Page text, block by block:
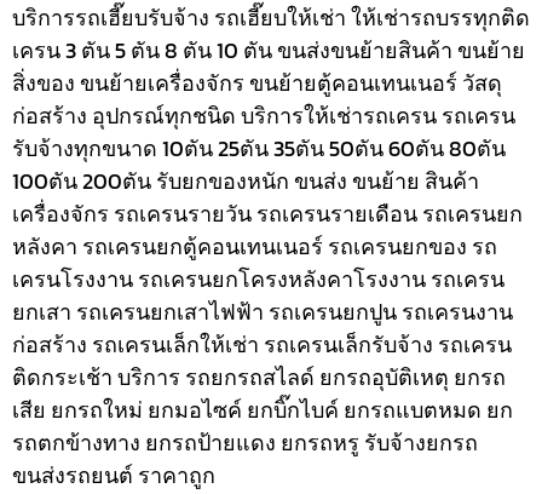
บริการรถเฮี๊ยบรับจ้าง รถเฮี๊ยบให้เช่า ให้เช่ารถบรรทุกติด
เครน 3 ตัน 5 ตัน 8 ตัน 10 ตัน ขนส่งขนย้ายสินค้า ขนย้าย
สิ่งของ ขนย้ายเครื่องจักร ขนย้ายตู้คอนเทนเนอร์ วัสดุ
ก่อสร้าง อุปกรณ์ทุกชนิดบริการให้เช่ารถเครน รถเครน
รับจ้างทุกขนาด 10ตัน 25ตัน 35ตัน 50ตัน 60ตัน 80ตัน
100ตัน 200ตัน รับยกของหนัก ขนส่ง ขนย้าย สินค้า
เครื่องจักร รถเครนรายวัน รถเครนรายเดือน รถเครนยก
หลังคา รถเครนยกตู้คอนเทนเนอร์ รถเครนยกของ รถ
เครนโรงงาน รถเครนยกโครงหลังคาโรงงาน รถเครน
ยกเสา รถเครนยกเสาไฟฟ้า รถเครนยกปูน รถเครนงาน
ก่อสร้าง รถเครนเล็กให้เช่า รถเครนเล็กรับจ้าง รถเครน
ติดกระเช้าบริการ รถยกรถสไลด์ ยกรถอุบัติเหตุ ยกรถ
เสีย ยกรถใหม่ ยกมอไซค์ ยกบิ๊กไบค์ ยกรถแบตหมด ยก
รถตกข้างทาง ยกรถป้ายแดง ยกรถหรู รับจ้างยกรถ
ขนส่งรถยนต์ ราคาถูก